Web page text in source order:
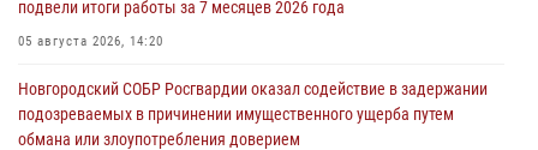
подвели итоги работы за 7 месяцев 2026 года
05 августа 2026, 14:20
Новгородский СОБР Росгвардии оказал содействие в задержании
подозреваемых в причинении имущественного ущерба путем
обмана или злоупотребления доверием